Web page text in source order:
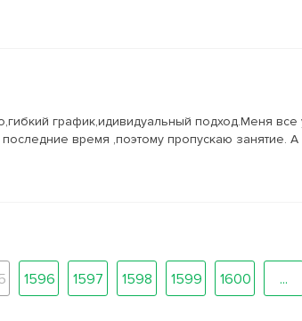
график,идивидуальный подход.Меня все
время ,поэтому пропускаю занятие. А
1596 1597 1598 1599 1600 ...